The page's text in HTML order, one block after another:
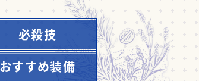
必殺技
おすすめ装備